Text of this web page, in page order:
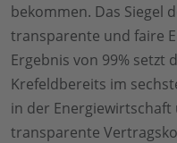
bekommen. Das Siegel
transparente und faire
Ergebnis von 99% setzt
Krefeldbereits im
in der
transparente